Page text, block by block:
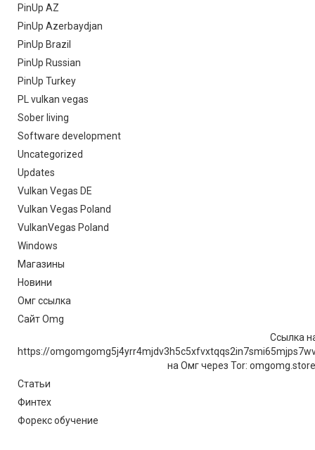
PinUp AZ
PinUp Azerbaydjan
PinUp Brazil
PinUp Russian
PinUp Turkey
PL vulkan vegas
Sober living
Software development
Uncategorized
Updates
Vulkan Vegas DE
Vulkan Vegas Poland
VulkanVegas Poland
Windows
Магазины
Новини
Омг ссылка
Сайт Omg
Ссылка
https://
на Омг через Tor:
Статьи
Финтех
Форекс обучение